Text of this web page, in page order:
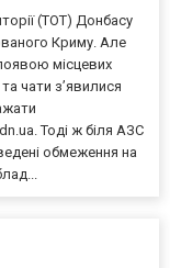
(ТОТ) Донбасу
Криму. Але
місцевих
чати з’явилися
Тоді ж біля АЗС
обмеження на